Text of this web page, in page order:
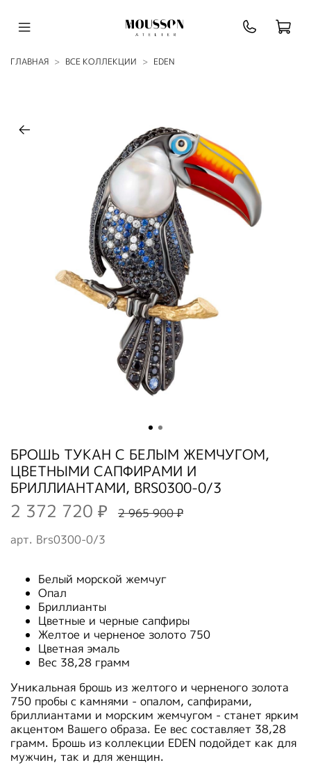
ГЛАВНАЯ ВСЕ КОЛЛЕКЦИИ EDEN
арт. Brs0300-0/3
БРОШЬ ТУКАН С БЕЛЫМ ЖЕМЧУГОМ,
ЦВЕТНЫМИ САПФИРАМИ И
БРИЛЛИАНТАМИ, BRS0300-0/3
2 372 720 ₽ 2 965 900 ₽
Белый морской жемчуг
Опал
Бриллианты
Цветные и черные сапфиры
Желтое и черненое золото 750
Цветная эмаль
Вес 38,28 грамм
Уникальная брошь из желтого и черненого золота
750 пробы с камнями - опалом, сапфирами,
бриллиантами и морским жемчугом - станет ярким
акцентом Вашего образа. Ее вес составляет 38,28
грамм. Брошь из коллекции EDEN подойдет как для
мужчин, так и для женщин.